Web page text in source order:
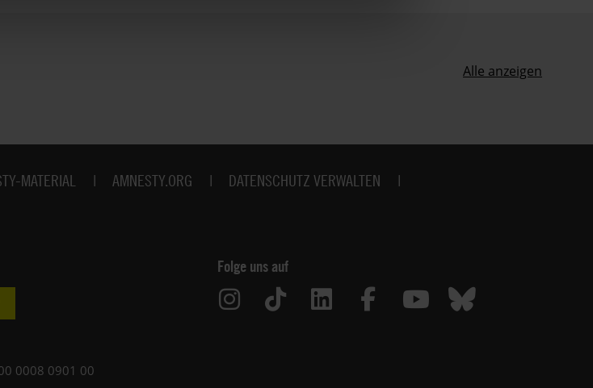
Alle anzeigen
MATERIAL AMNESTY.ORG
DATENSCHUTZ VERWALTEN
0008 0901 00
Folge uns auf